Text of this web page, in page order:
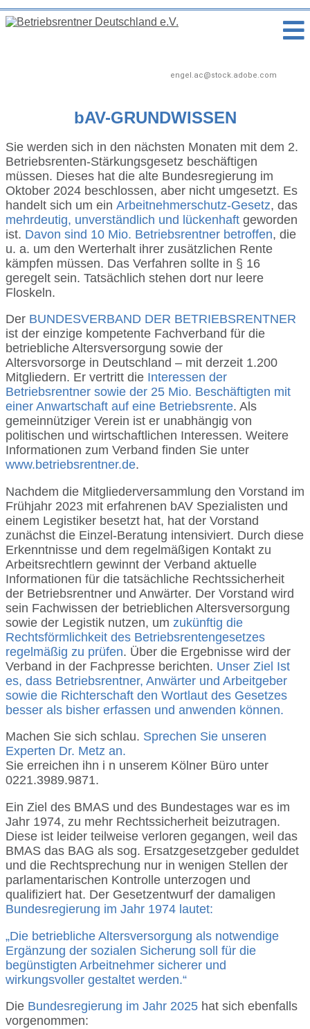
engel.ac@stock.adobe.com
bAV-GRUNDWISSEN
Sie werden sich in den nächsten Monaten mit dem 2.
Betriebsrenten-Stärkungsgesetz beschäftigen
müssen. Dieses hat die alte Bundesregierung im
Oktober 2024 beschlossen, aber nicht umgesetzt. Es
handelt sich um ein Arbeitnehmerschutz-Gesetz, das
mehrdeutig, unverständlich und lückenhaft geworden
ist. Davon sind 10 Mio. Betriebsrentner betroffen, die
u. a. um den Werterhalt ihrer zusätzlichen Rente
kämpfen müssen. Das Verfahren sollte in § 16
geregelt sein. Tatsächlich stehen dort nur leere
Floskeln.
Der BUNDESVERBAND DER BETRIEBSRENTNER
ist der einzige kompetente Fachverband für die
betriebliche Altersversorgung sowie der
Altersvorsorge in Deutschland – mit derzeit 1.200
Mitgliedern. Er vertritt die Interessen der
Betriebsrentner sowie der 25 Mio. Beschäftigten mit
einer Anwartschaft auf eine Betriebsrente. Als
gemeinnütziger Verein ist er unabhängig von
politischen und wirtschaftlichen Interessen. Weitere
Informationen zum Verband finden Sie unter
www.betriebsrentner.de.
Nachdem die Mitgliederversammlung den Vorstand im
Frühjahr 2023 mit erfahrenen bAV Spezialisten und
einem Legistiker besetzt hat, hat der Vorstand
zunächst die Einzel-Beratung intensiviert. Durch diese
Erkenntnisse und dem regelmäßigen Kontakt zu
Arbeitsrechtlern gewinnt der Verband aktuelle
Informationen für die tatsächliche Rechtssicherheit
der Betriebsrentner und Anwärter. Der Vorstand wird
sein Fachwissen der betrieblichen Altersversorgung
sowie der Legistik nutzen, um zukünftig die
Rechtsförmlichkeit des Betriebsrentengesetzes
regelmäßig zu prüfen. Über die Ergebnisse wird der
Verband in der Fachpresse berichten. Unser Ziel Ist
es, dass Betriebsrentner, Anwärter und Arbeitgeber
sowie die Richterschaft den Wortlaut des Gesetzes
besser als bisher erfassen und anwenden können.
Machen Sie sich schlau. Sprechen Sie unseren
Experten Dr. Metz an.
Sie erreichen ihn i n unserem Kölner Büro unter
0221.3989.9871.
Ein Ziel des BMAS und des Bundestages war es im
Jahr 1974, zu mehr Rechtssicherheit beizutragen.
Diese ist leider teilweise verloren gegangen, weil das
BMAS das BAG als sog. Ersatzgesetzgeber geduldet
und die Rechtsprechung nur in wenigen Stellen der
parlamentarischen Kontrolle unterzogen und
qualifiziert hat. Der Gesetzentwurf der damaligen
Bundesregierung im Jahr 1974 lautet:
„Die betriebliche Altersversorgung als notwendige
Ergänzung der sozialen Sicherung soll für die
begünstigten Arbeitnehmer sicherer und
wirkungsvoller gestaltet werden.“
Die Bundesregierung im Jahr 2025 hat sich ebenfalls
vorgenommen: